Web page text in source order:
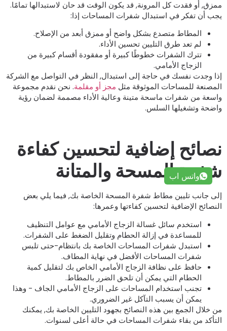
أو فقدت كل المرونة, قد يكون الوقت قد حان لاستبدالها تمامًا.
أن تفكر في استبدال شفرات المساحات إذا:
المطاط متصدع بشكل واضح أو ممزق أبعد من الإصلاح.
لم تعد طرق التليين تحسين الأداء.
تترك الشفرات خطوطًا كبيرة أو مفقودة أقسام كبيرة من
الزجاج الأمامي.
وجدت نفسك في حاجة إلى استبدال, النظر في التواصل مع الشركة
للمساحات الموثوقة مثلمجز أو مقلمة. نحن نقدم مجموعة
من شفرات ماسحة متينة وعالية الأداء مصممة لضمان رؤية
وتشغيلها السلس.
إضافية لتحسين كفاءة
المسحة والمتانة
جانب تليين مطاط شفرة المسحة الخاصة بك, فيما يلي بعض
الإضافية لتحسين كفاءتها وعمرها:
استخدم سائل غسالة الزجاج الأمامي مع عوامل التنظيف
للمساعدة في إزالة الحطام وتقليل الضغط على الشفرات.
استبدل شفرات المساحات الخاصة بك بانتظام-حتى تلبس
شفرات المساحات الأفضل في نهاية المطاف.
حافظ على نظافة الزجاج الأمامي الخاص بك لتقليل كمية
الحطام التي يمكن أن تلحق الضرر بالمطاط.
تجنب استخدام المساحات على الزجاج الأمامي الجاف - وهذا
يمكن أن يسبب التآكل غير الضروري.
خلال الجمع بين هذه النصائح بجهود التليين الخاصة بك, يمكنك
من بقاء شفرات المساحات في حالة أعلى لسنوات.
واتس اب